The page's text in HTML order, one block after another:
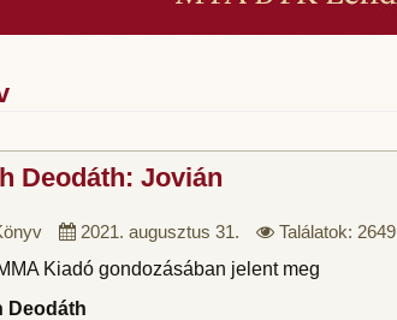
Deodáth: Jovián
2021. augusztus 31.
Találatok: 2649
Kiadó gondozásában jelent meg
Deodáth